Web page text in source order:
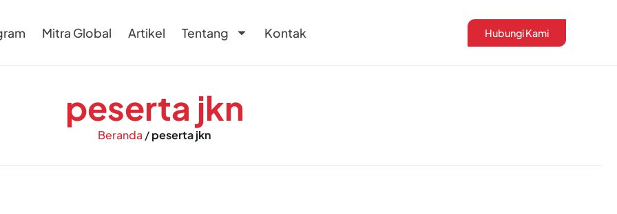
Mitra Global Artikel Tentang Kontak Hubungi Kami
peserta jkn
Beranda /peserta jkn